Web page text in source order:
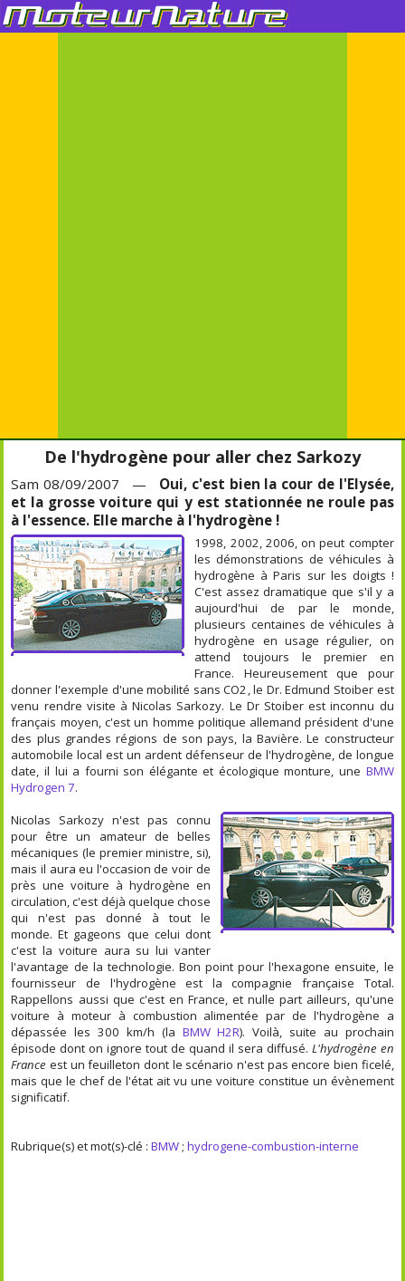
De l'hydrogène pour aller chez Sarkozy
Sam 08/09/2007 — Oui, c'est bien la cour de l'Elysée,
et la grosse voiture qui y est stationnée ne roule pas
à l'essence. Elle marche à l'hydrogène !
1998, 2002, 2006, on peut compter
les démonstrations de véhicules à
hydrogène à Paris sur les doigts !
C'est assez dramatique que s'il y a
aujourd'hui de par le monde,
plusieurs centaines de véhicules à
hydrogène en usage régulier, on
attend toujours le premier en
France. Heureusement que pour
donner l'exemple d'une mobilité sans CO2, le Dr. Edmund Stoiber est
venu rendre visite à Nicolas Sarkozy. Le Dr Stoiber est inconnu du
français moyen, c'est un homme politique allemand président d'une
des plus grandes régions de son pays, la Bavière. Le constructeur
automobile local est un ardent défenseur de l'hydrogène, de longue
date, il lui a fourni son élégante et écologique monture, une BMW
Hydrogen 7.
Nicolas Sarkozy n'est pas connu
pour être un amateur de belles
mécaniques (le premier ministre, si),
mais il aura eu l'occasion de voir de
près une voiture à hydrogène en
circulation, c'est déjà quelque chose
qui n'est pas donné à tout le
monde. Et gageons que celui dont
c'est la voiture aura su lui vanter
l'avantage de la technologie. Bon point pour l'hexagone ensuite, le
fournisseur de l'hydrogène est la compagnie française Total.
Rappellons aussi que c'est en France, et nulle part ailleurs, qu'une
voiture à moteur à combustion alimentée par de l'hydrogène a
dépassée les 300 km/h (la BMW H2R). Voilà, suite au prochain
épisode dont on ignore tout de quand il sera diffusé. L'hydrogène en
France est un feuilleton dont le scénario n'est pas encore bien ficelé,
mais que le chef de l'état ait vu une voiture constitue un évènement
significatif.
Rubrique(s) et mot(s)-clé :BMW;hydrogene-combustion-interne